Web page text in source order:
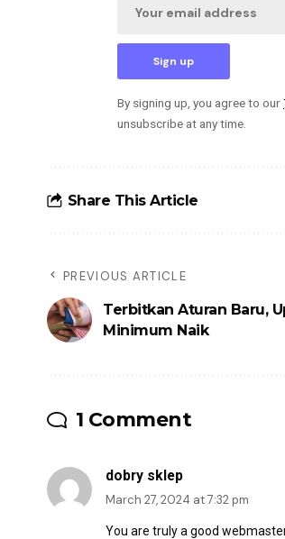
By signing up, you agree to our
unsubscribe at any time.
Share This Article
PREVIOUS ARTICLE
Terbitkan Aturan Baru,
Minimum Naik
1 Comment
dobry sklep
March 27, 2024 at 7:32 pm
You are truly a good